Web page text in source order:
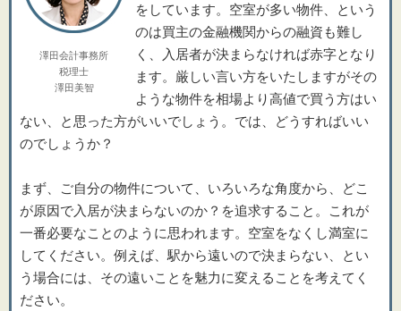
澤田会計事務所
税理士
澤田美智
をしています。空室が多い物件、という
のは買主の金融機関からの融資も難し
く、入居者が決まらなければ赤字となり
ます。厳しい言い方をいたしますがその
ような物件を相場より高値で買う方はい
ない、と思った方がいいでしょう。では、どうすればいい
のでしょうか？
まず、ご自分の物件について、いろいろな角度から、どこ
が原因で入居が決まらないのか？を追求すること。これが
一番必要なことのように思われます。空室をなくし満室に
してください。例えば、駅から遠いので決まらない、とい
う場合には、その遠いことを魅力に変えることを考えてく
ださい。